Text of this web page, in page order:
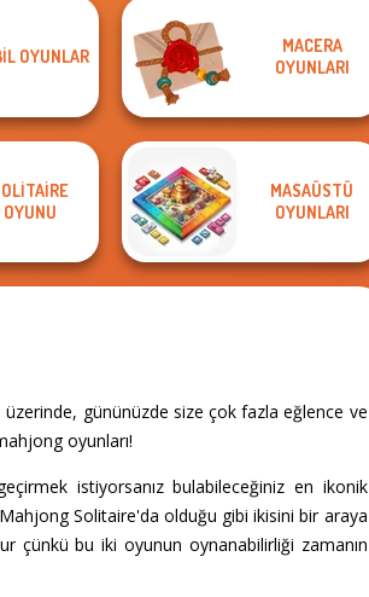
Solitaire
Solitaire
Mahjong Candy 2
Fruit Mahjong
OYUNLAR
MACERA
OYUNLARI
OYUNU
MASAÜSTÜ
OYUNLARI
üzerinde, gününüzde size çok fazla eğlence ve
oyunları!
istiyorsanız bulabileceğiniz en ikonik
Solitaire'da olduğu gibi ikisini bir araya
çünkü bu iki oyunun oynanabilirliği zamanın